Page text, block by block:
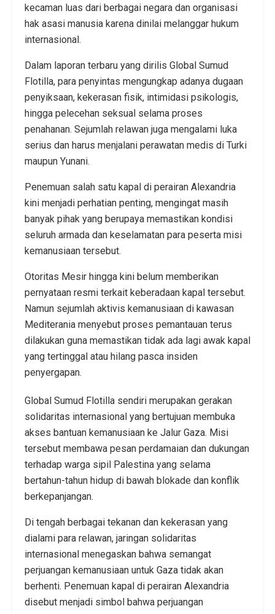
kecaman luas dari berbagai negara dan organisasi
hak asasi manusia karena dinilai melanggar hukum
internasional.
Dalam laporan terbaru yang dirilis Global Sumud
Flotilla, para penyintas mengungkap adanya dugaan
penyiksaan, kekerasan fisik, intimidasi psikologis,
hingga pelecehan seksual selama proses
penahanan. Sejumlah relawan juga mengalami luka
serius dan harus menjalani perawatan medis di Turki
maupun Yunani.
Penemuan salah satu kapal di perairan Alexandria
kini menjadi perhatian penting, mengingat masih
banyak pihak yang berupaya memastikan kondisi
seluruh armada dan keselamatan para peserta misi
kemanusiaan tersebut.
Otoritas Mesir hingga kini belum memberikan
pernyataan resmi terkait keberadaan kapal tersebut.
Namun sejumlah aktivis kemanusiaan di kawasan
Mediterania menyebut proses pemantauan terus
dilakukan guna memastikan tidak ada lagi awak kapal
yang tertinggal atau hilang pasca insiden
penyergapan.
Global Sumud Flotilla sendiri merupakan gerakan
solidaritas internasional yang bertujuan membuka
akses bantuan kemanusiaan ke Jalur Gaza. Misi
tersebut membawa pesan perdamaian dan dukungan
terhadap warga sipil Palestina yang selama
bertahun-tahun hidup di bawah blokade dan konflik
berkepanjangan.
Di tengah berbagai tekanan dan kekerasan yang
dialami para relawan, jaringan solidaritas
internasional menegaskan bahwa semangat
perjuangan kemanusiaan untuk Gaza tidak akan
berhenti. Penemuan kapal di perairan Alexandria
disebut menjadi simbol bahwa perjuangan